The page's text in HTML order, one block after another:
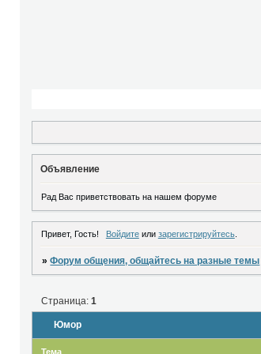
Объявление
Рад Вас приветствовать на нашем форуме
Привет, Гость! Войдитеили зарегистрируйтесь.
»Форум общения, общайтесь на разные темы
Юмор
Страница:1
Тема